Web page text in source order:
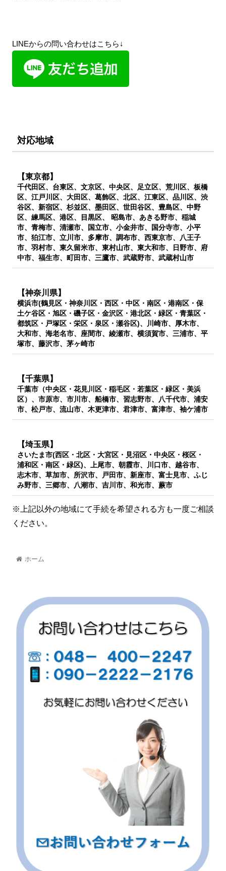
LINEからの問い合わせはこちら↓
対応地域
【東京都】
千代田区、台東区、文京区、中央区、足立区、荒川区、板橋
区、江戸川区、大田区、葛飾区、北区、江東区、品川区、渋
谷区、新宿区、杉並区、墨田区、世田谷区、豊島区、中野
区、練馬区、港区、目黒区、 昭島市、あきる野市、稲城
市、青梅市、清瀬市、国立市、小金井市、国分寺市、小平
市、狛江市、立川市、多摩市、調布市、西東京市、八王子
市、羽村市、東久留米市、東村山市、東大和市、日野市、府
中市、福生市、町田市、三鷹市、武蔵野市、武蔵村山市
【神奈川県】
横浜市(鶴見区・神奈川区・西区・中区・南区・港南区・保
土ケ谷区・旭区・磯子区・金沢区・港北区・緑区・青葉区・
都筑区・戸塚区・栄区・泉区・瀬谷区)、川崎市、厚木市、
大和市、海老名市、座間市、綾瀬市、横須賀市、三浦市、平
塚市、藤沢市、茅ヶ崎市
【千葉県】
千葉市（中央区・花見川区・稲毛区・若葉区・緑区・美浜
区）、市原市、市川市、船橋市、習志野市、八千代市、浦安
市、松戸市、流山市、木更津市、君津市、富津市、袖ケ浦市
【埼玉県】
さいたま市(西区・北区・大宮区・見沼区・中央区・桜区・
浦和区・南区・緑区)、上尾市、朝霞市、川口市、越谷市、
志木市、草加市、所沢市、戸田市、新座市、富士見市、ふじ
み野市、三郷市、八潮市、吉川市、和光市、蕨市
※上記以外の地域にて手続を希望される方も一度ご相談
ください。
ホーム